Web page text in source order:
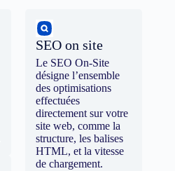
SEO on site
Le SEO On-Site
désigne l’ensemble
des optimisations
effectuées
directement sur votre
site web, comme la
structure, les balises
HTML, et la vitesse
de chargement.